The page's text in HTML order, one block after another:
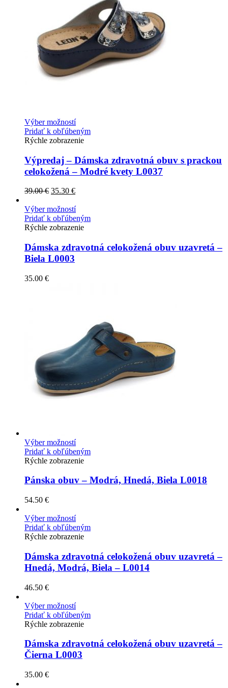
Výber možností
Pridať k obľúbeným
Rýchle zobrazenie
Výpredaj – Dámska zdravotná obuv s prackou
celokožená – Modré kvety L0037
39.00€ 35.30 €
Výber možností
Pridať k obľúbeným
Rýchle zobrazenie
Dámska zdravotná celokožená obuv uzavretá –
Biela L0003
35.00 €
Výber možností
Pridať k obľúbeným
Rýchle zobrazenie
Pánska obuv – Modrá, Hnedá, Biela L0018
54.50 €
Výber možností
Pridať k obľúbeným
Rýchle zobrazenie
Dámska zdravotná celokožená obuv uzavretá –
Hnedá, Modrá, Biela – L0014
46.50 €
Výber možností
Pridať k obľúbeným
Rýchle zobrazenie
Dámska zdravotná celokožená obuv uzavretá –
Čierna L0003
35.00 €